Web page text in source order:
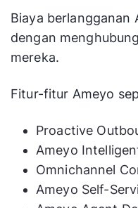
Biaya berlangganan
dengan
mereka.
Fitur-fitur Ameyo
Proactive
Ameyo
Omnichannel
Ameyo Self-